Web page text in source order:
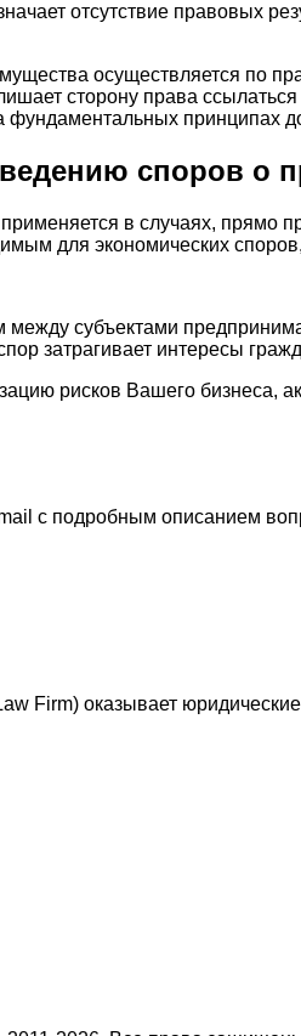
отсутствие правовых
осуществляется по
сторону права
принципах
споров о
в случаях, прямо
для экономических
субъектами
затрагивает интересы
рисков Вашего бизнеса,
с подробным описанием
оказывает юридические